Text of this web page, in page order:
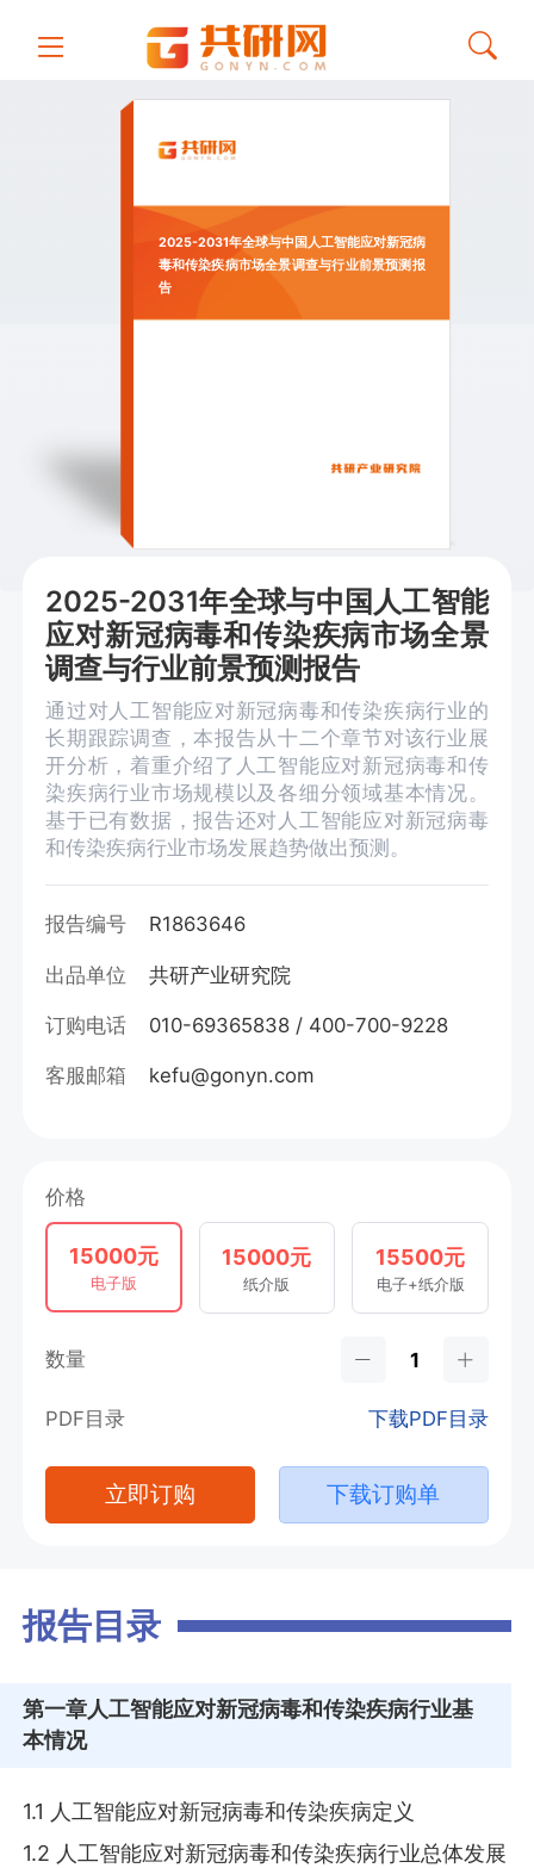
2025-2031年全球与中国人工智能应对新冠病
毒和传染疾病市场全景调查与行业前景预测报
告
2025-2031年全球与中国人工智能
应对新冠病毒和传染疾病市场全景
调查与行业前景预测报告
通过对人工智能应对新冠病毒和传染疾病行业的
长期跟踪调查，本报告从十二个章节对该行业展
开分析，着重介绍了人工智能应对新冠病毒和传
染疾病行业市场规模以及各细分领域基本情况。
基于已有数据，报告还对人工智能应对新冠病毒
和传染疾病行业市场发展趋势做出预测。
报告编号 R1863646
出品单位 共研产业研究院
订购电话 010-69365838 / 400-700-9228
客服邮箱 kefu@gonyn.com
价格
15000元
电子版
15000元
纸介版
15500元
电子+纸介版
数量
PDF目录 下载PDF目录
立即订购 下载订购单
报告目录
第一章人工智能应对新冠病毒和传染疾病行业基
本情况
1.1 人工智能应对新冠病毒和传染疾病定义
1.2 人工智能应对新冠病毒和传染疾病行业总体发展